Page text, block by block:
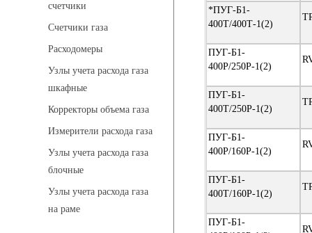
счетчики
Счетчики газа
Расходомеры
Узлы учета расхода газа
шкафные
Корректоры объема газа
Измерители расхода газа
Узлы учета расхода газа
блочные
Узлы учета расхода газа
на раме
*ПУГ-Б1-
400Т/400Т-1(2)
ПУГ-Б1-
400Р/250Р-1(2)
ПУГ-Б1-
400Т/250Р-1(2)
ПУГ-Б1-
400Р/160Р-1(2)
ПУГ-Б1-
400Т/160Р-1(2)
ПУГ-Б1-